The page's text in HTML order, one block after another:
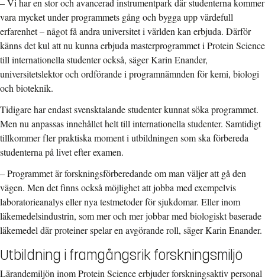
vara mycket under programmets gång och bygga upp värdefull
erfarenhet – något få andra universitet i världen kan erbjuda. Därför
känns det kul att nu kunna erbjuda masterprogrammet i Protein Science
till internationella studenter också, säger Karin Enander,
universitetslektor och ordförande i programnämnden för kemi, biologi
och bioteknik.
Tidigare har endast svensktalande studenter kunnat söka programmet.
Men nu anpassas innehållet helt till internationella studenter. Samtidigt
tillkommer fler praktiska moment i utbildningen som ska förbereda
studenterna på livet efter examen.
– Programmet är forskningsförberedande om man väljer att gå den
vägen. Men det finns också möjlighet att jobba med exempelvis
laboratorieanalys eller nya testmetoder för sjukdomar. Eller inom
läkemedelsindustrin, som mer och mer jobbar med biologiskt baserade
läkemedel där proteiner spelar en avgörande roll, säger Karin Enander.
Utbildning i framgångsrik forskningsmiljö
Lärandemiljön inom Protein Science erbjuder forskningsaktiv personal